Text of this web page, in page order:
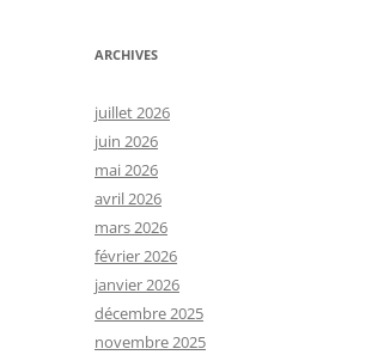
ARCHIVES
juillet 2026
juin 2026
mai 2026
avril 2026
mars 2026
février 2026
janvier 2026
décembre 2025
novembre 2025